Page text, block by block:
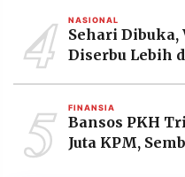
4 NASIONAL
Sehari Dibuka,
Diserbu Lebih
5 FINANSIA
Bansos PKH
Juta KPM,